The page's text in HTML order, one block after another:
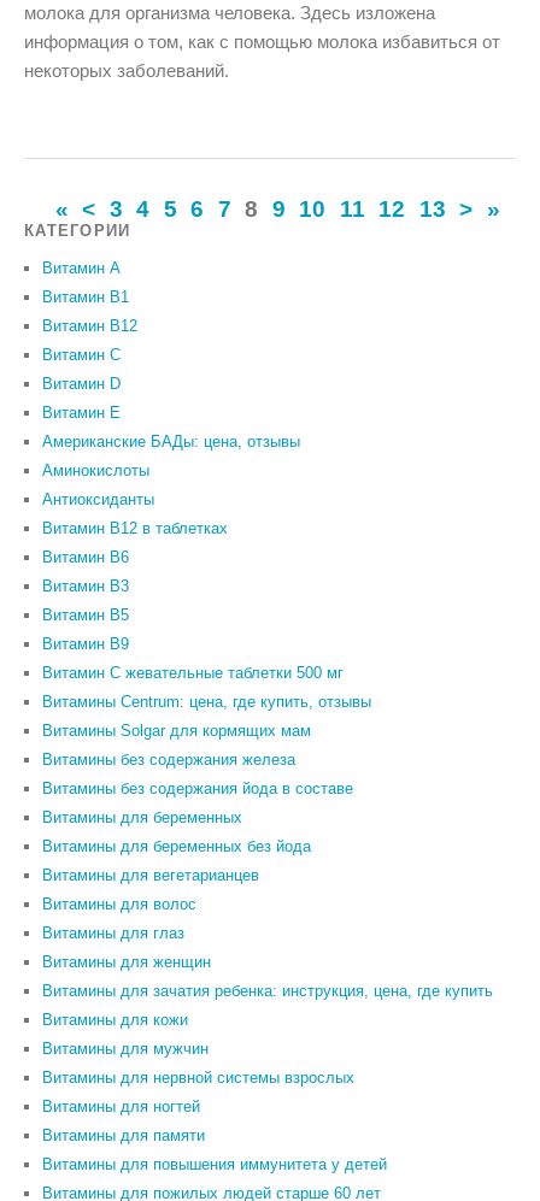
молока для организма человека. Здесь изложена
информация о том, как с помощью молока избавиться от
некоторых заболеваний.
« < 3 4 5 6 7 8 9 10 11 12 13 > »
КАТЕГОРИИ
Витамин A
Витамин B1
Витамин B12
Витамин C
Витамин D
Витамин Е
Американские БАДы: цена, отзывы
Аминокислоты
Антиоксиданты
Витамин B12 в таблетках
Витамин B6
Витамин В3
Витамин В5
Витамин В9
Витамин С жевательные таблетки 500 мг
Витамины Centrum: цена, где купить, отзывы
Витамины Solgar для кормящих мам
Витамины без содержания железа
Витамины без содержания йода в составе
Витамины для беременных
Витамины для беременных без йода
Витамины для вегетарианцев
Витамины для волос
Витамины для глаз
Витамины для женщин
Витамины для зачатия ребенка: инструкция, цена, где купить
Витамины для кожи
Витамины для мужчин
Витамины для нервной системы взрослых
Витамины для ногтей
Витамины для памяти
Витамины для повышения иммунитета у детей
Витамины для пожилых людей старше 60 лет